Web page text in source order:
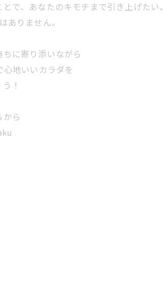
で、あなたのキモチまで引き上げたい。
ありません。
に寄り添いながら
地いいカラダを
！
ら